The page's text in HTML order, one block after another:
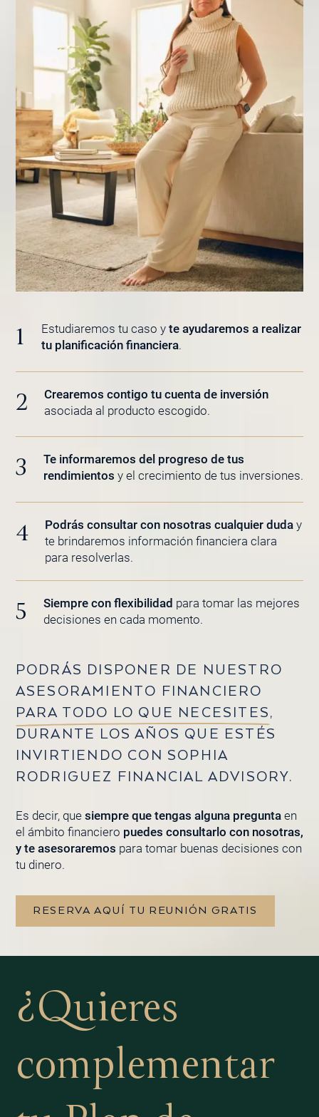
1 Estudiaremos tu caso y te ayudaremos a realizar
tu planificación financiera.
2
Crearemos contigo tu cuenta de inversión
asociada al producto escogido.
3
Te informaremos del progreso de tus
rendimientos y el crecimiento de tus inversiones.
4 Podrás consultar con nosotras cualquier duda y
te brindaremos información financiera clara
para resolverlas.
5 Siempre con flexibilidad para tomar las mejores
decisiones en cada momento.
PODRÁS DISPONER DE NUESTRO
ASESORAMIENTO FINANCIERO
PARA TODO LO QUE NECESITES,
DURANTE LOS AÑOS QUE ESTÉS
INVIRTIENDO CON SOPHIA
RODRIGUEZ FINANCIAL ADVISORY.
Es decir, que siempre que tengas alguna preguntaen
el ámbito financiero puedes consultarlo con nosotras,
y te asesoraremos para tomar buenas decisiones con
tu dinero.
RESERVA AQUÍ TU REUNIÓN GRATIS
¿Quieres
complementar